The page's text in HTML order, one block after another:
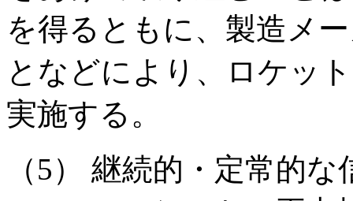
を得るともに、製造メ
となどにより、ロケッ
実施する。
（5） 継続的・定常的